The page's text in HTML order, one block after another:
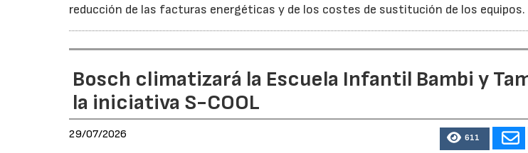
reducción de las facturas energéticas y de los costes de sustitución de los equipos.
Bosch climatizará la Escuela Infantil Bambi y
la iniciativa S-COOL
29/07/2026 611